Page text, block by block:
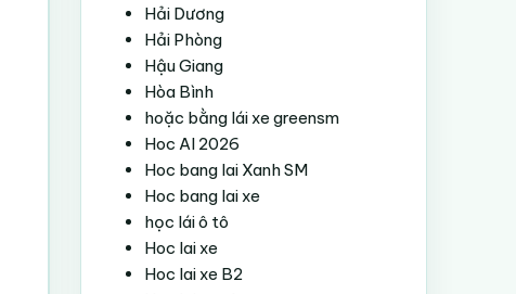
Hải Dương
Hải Phòng
Hậu Giang
Hòa Bình
hoặc bằng lái xe greensm
Hoc AI 2026
Hoc bang lai Xanh SM
Hoc bang lai xe
học lái ô tô
Hoc lai xe
Hoc lai xe B2